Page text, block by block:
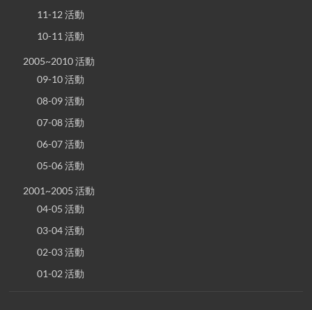
11-12 活動
10-11 活動
2005~2010 活動
09-10 活動
08-09 活動
07-08 活動
06-07 活動
05-06 活動
2001~2005 活動
04-05 活動
03-04 活動
02-03 活動
01-02 活動